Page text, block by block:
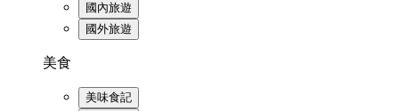
國內旅遊
國外旅遊
美食
美味食記